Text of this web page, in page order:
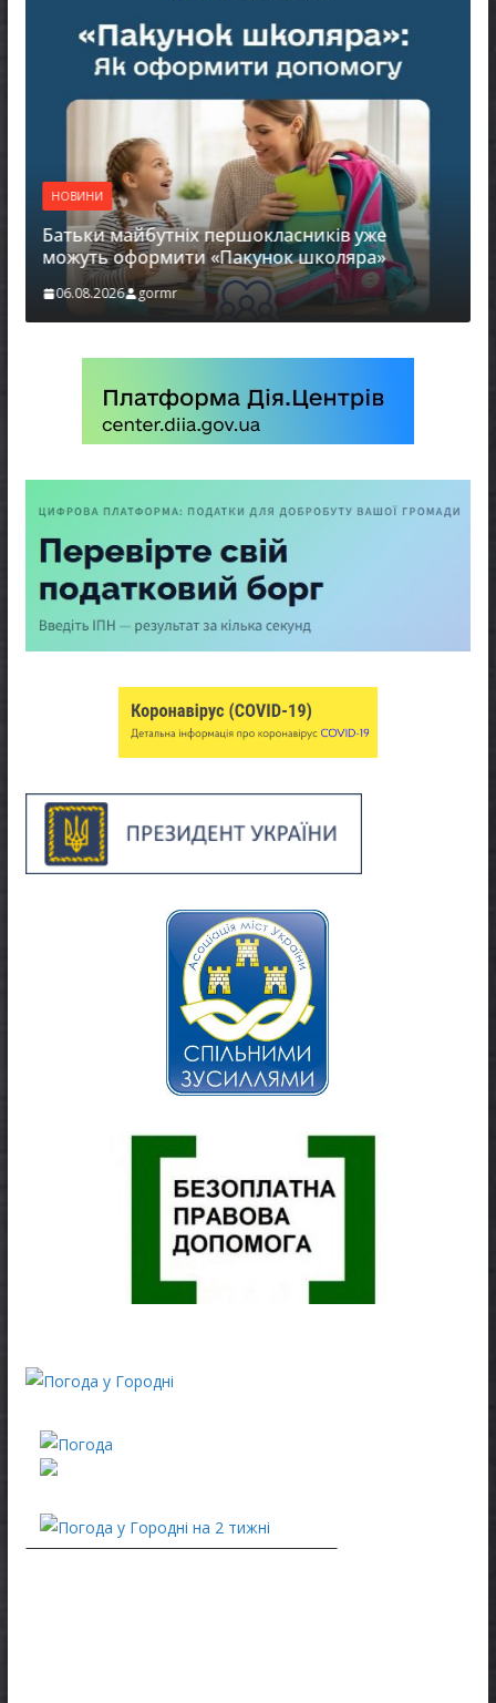
НОВИНИ
Батьки майбутніх першокласників уже
можуть оформити «Пакунок школяра»
06.08.2026 gormr